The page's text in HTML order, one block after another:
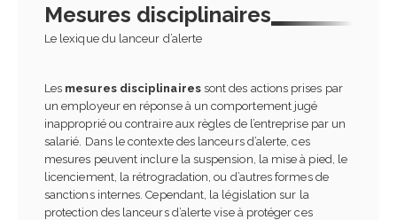
Mesures disciplinaires
Le lexique du lanceur d’alerte
Les mesures disciplinairessont des actions prises par
un employeur en réponse à un comportement jugé
inapproprié ou contraire aux règles de l’entreprise par un
salarié. Dans le contexte des lanceurs d’alerte, ces
mesures peuvent inclure la suspension, la mise à pied, le
licenciement, la rétrogradation, ou d’autres formes de
sanctions internes. Cependant, la législation sur la
protection des lanceurs d’alerte vise à protéger ces